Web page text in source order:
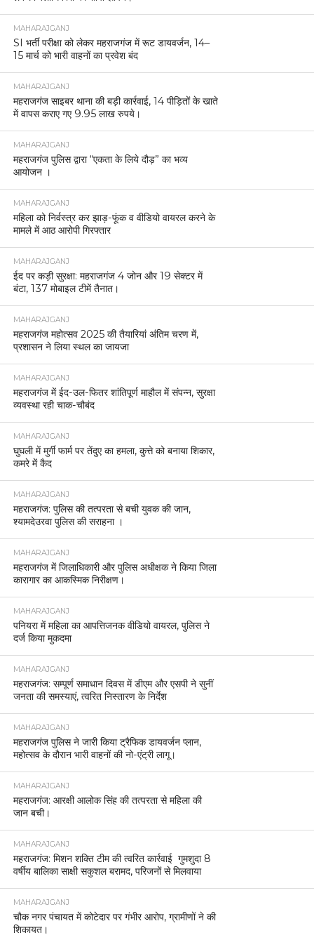
MAHARAJGANJ
SI भर्ती परीक्षा को लेकर महराजगंज में रूट डायवर्जन, 14–
15 मार्च को भारी वाहनों का प्रवेश बंद
MAHARAJGANJ
महराजगंज साइबर थाना की बड़ी कार्रवाई, 14 पीड़ितों के खाते
में वापस कराए गए 9.95 लाख रुपये।
MAHARAJGANJ
महराजगंज पुलिस द्वारा “एकता के लिये दौड़” का भव्य
आयोजन ।
MAHARAJGANJ
महिला को निर्वस्त्र कर झाड़-फूंक व वीडियो वायरल करने के
मामले में आठ आरोपी गिरफ्तार
MAHARAJGANJ
ईद पर कड़ी सुरक्षा: महराजगंज 4 जोन और 19 सेक्टर में
बंटा, 137 मोबाइल टीमें तैनात।
MAHARAJGANJ
महराजगंज महोत्सव 2025 की तैयारियां अंतिम चरण में,
प्रशासन ने लिया स्थल का जायजा
MAHARAJGANJ
महराजगंज में ईद-उल-फितर शांतिपूर्ण माहौल में संपन्न, सुरक्षा
व्यवस्था रही चाक-चौबंद
MAHARAJGANJ
घुघली में मुर्गी फार्म पर तेंदुए का हमला, कुत्ते को बनाया शिकार,
कमरे में कैद
MAHARAJGANJ
महराजगंज: पुलिस की तत्परता से बची युवक की जान,
श्यामदेउरवा पुलिस की सराहना ।
MAHARAJGANJ
महराजगंज में जिलाधिकारी और पुलिस अधीक्षक ने किया जिला
कारागार का आकस्मिक निरीक्षण।
MAHARAJGANJ
पनियरा में महिला का आपत्तिजनक वीडियो वायरल, पुलिस ने
दर्ज किया मुकदमा
MAHARAJGANJ
महराजगंज: सम्पूर्ण समाधान दिवस में डीएम और एसपी ने सुनीं
जनता की समस्याएं, त्वरित निस्तारण के निर्देश
MAHARAJGANJ
महराजगंज पुलिस ने जारी किया ट्रैफिक डायवर्जन प्लान,
महोत्सव के दौरान भारी वाहनों की नो-एंट्री लागू।
MAHARAJGANJ
महराजगंज: आरक्षी आलोक सिंह की तत्परता से महिला की
जान बची।
MAHARAJGANJ
महराजगंज: मिशन शक्ति टीम की त्वरित कार्रवाई गुमशुदा 8
वर्षीय बालिका साक्षी सकुशल बरामद, परिजनों से मिलवाया
MAHARAJGANJ
चौक नगर पंचायत में कोटेदार पर गंभीर आरोप, ग्रामीणों ने की
शिकायत।